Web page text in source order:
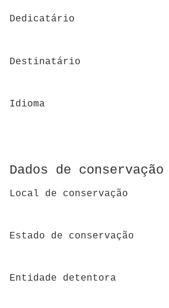
Dedicatário
Destinatário
Idioma
Dados de conservação
Local de conservação
Estado de conservação
Entidade detentora